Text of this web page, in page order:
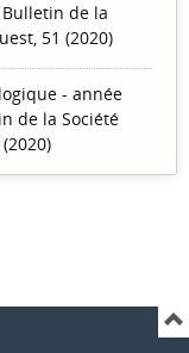
de la
51 (2020)
- année
de la Société